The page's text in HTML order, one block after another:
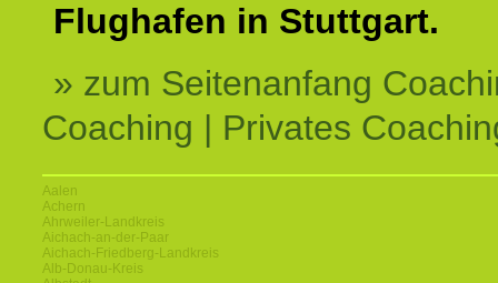
Flughafen in Stuttgart.
» zum Seitenanfang
Coaching | Privates
Aalen
Achern
Ahrweiler-Landkreis
Aichach-an-der-Paar
Aichach-Friedberg-Landkreis
Alb-Donau-Kreis